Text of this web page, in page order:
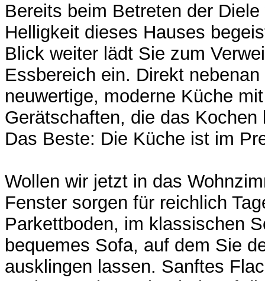
Bereits beim Betreten der
Helligkeit dieses Hauses
Blick weiter lädt Sie zum
Essbereich ein. Direkt
neuwertige, moderne Küche
Gerätschaften, die das Kochen
Das Beste: Die Küche ist im
Wollen wir jetzt in das
Fenster sorgen für reichlich
Parkettboden, im klassischen
bequemes Sofa, auf dem Sie
ausklingen lassen. Sanftes